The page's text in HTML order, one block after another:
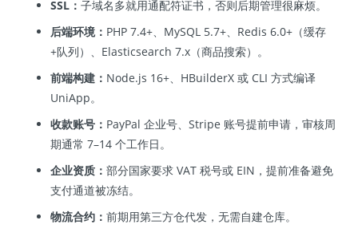
SSL： 子域名多就用通配符证书，否则后期管理很麻烦。
后端环境： PHP 7.4+、MySQL 5.7+、Redis 6.0+（缓存
+队列）、Elasticsearch 7.x（商品搜索）。
前端构建： Node.js 16+、HBuilderX 或 CLI 方式编译
UniApp。
收款账号： PayPal 企业号、Stripe 账号提前申请，审核周
期通常 7–14 个工作日。
企业资质： 部分国家要求 VAT 税号或 EIN，提前准备避免
支付通道被冻结。
物流合约： 前期用第三方仓代发，无需自建仓库。